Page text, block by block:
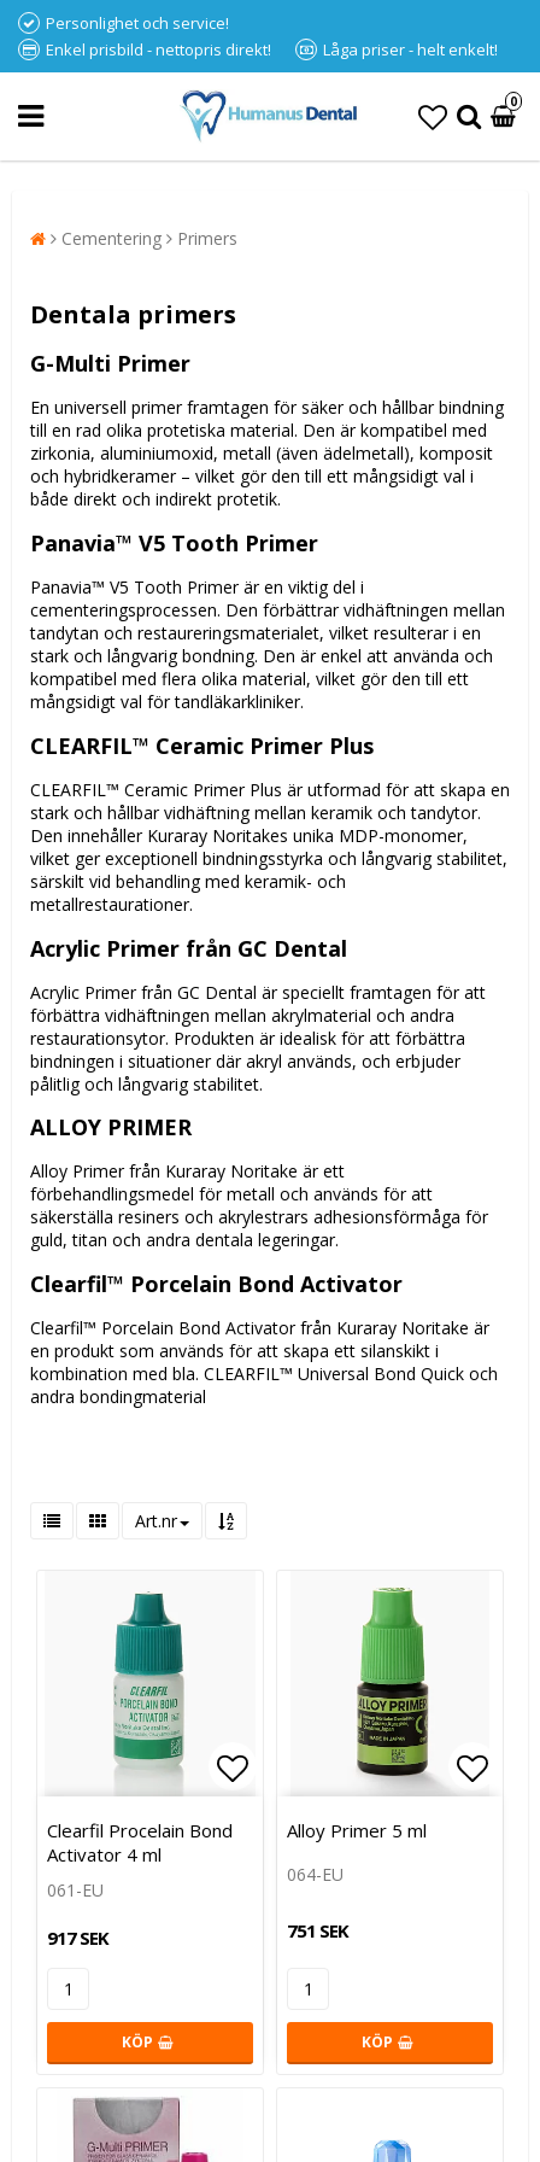
Personlighet och service!
Enkel prisbild - nettopris direkt!
Låga priser - helt enkelt!
0
Cementering Primers
Dentala primers
G-Multi Primer
En universell primer framtagen för säker och hållbar bindning
till en rad olika protetiska material. Den är kompatibel med
zirkonia, aluminiumoxid, metall (även ädelmetall), komposit
och hybridkeramer – vilket gör den till ett mångsidigt val i
både direkt och indirekt protetik.
Panavia™ V5 Tooth Primer
Panavia™ V5 Tooth Primer är en viktig del i
cementeringsprocessen. Den förbättrar vidhäftningen mellan
tandytan och restaureringsmaterialet, vilket resulterar i en
stark och långvarig bondning. Den är enkel att använda och
kompatibel med flera olika material, vilket gör den till ett
mångsidigt val för tandläkarkliniker.
CLEARFIL™ Ceramic Primer Plus
CLEARFIL™ Ceramic Primer Plus är utformad för att skapa en
stark och hållbar vidhäftning mellan keramik och tandytor.
Den innehåller Kuraray Noritakes unika MDP-monomer,
vilket ger exceptionell bindningsstyrka och långvarig stabilitet,
särskilt vid behandling med keramik- och
metallrestaurationer.
Acrylic Primer från GC Dental
Acrylic Primer från GC Dental är speciellt framtagen för att
förbättra vidhäftningen mellan akrylmaterial och andra
restaurationsytor. Produkten är idealisk för att förbättra
bindningen i situationer där akryl används, och erbjuder
pålitlig och långvarig stabilitet.
ALLOY PRIMER
Alloy Primer från Kuraray Noritake är ett
förbehandlingsmedel för metall och används för att
säkerställa resiners och akrylestrars adhesionsförmåga för
guld, titan och andra dentala legeringar.
Clearfil™ Porcelain Bond Activator
Clearfil™ Porcelain Bond Activator från Kuraray Noritake är
en produkt som används för att skapa ett silanskikt i
kombination med bla. CLEARFIL™ Universal Bond Quick och
andra bondingmaterial
Art.nr
Lägg till i favoritlistan
Clearfil Procelain Bond
Activator 4 ml
061-EU
917 SEK
KÖP
Alloy Primer 5 ml
064-EU
751 SEK
KÖP